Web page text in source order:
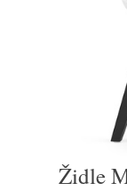
Židle